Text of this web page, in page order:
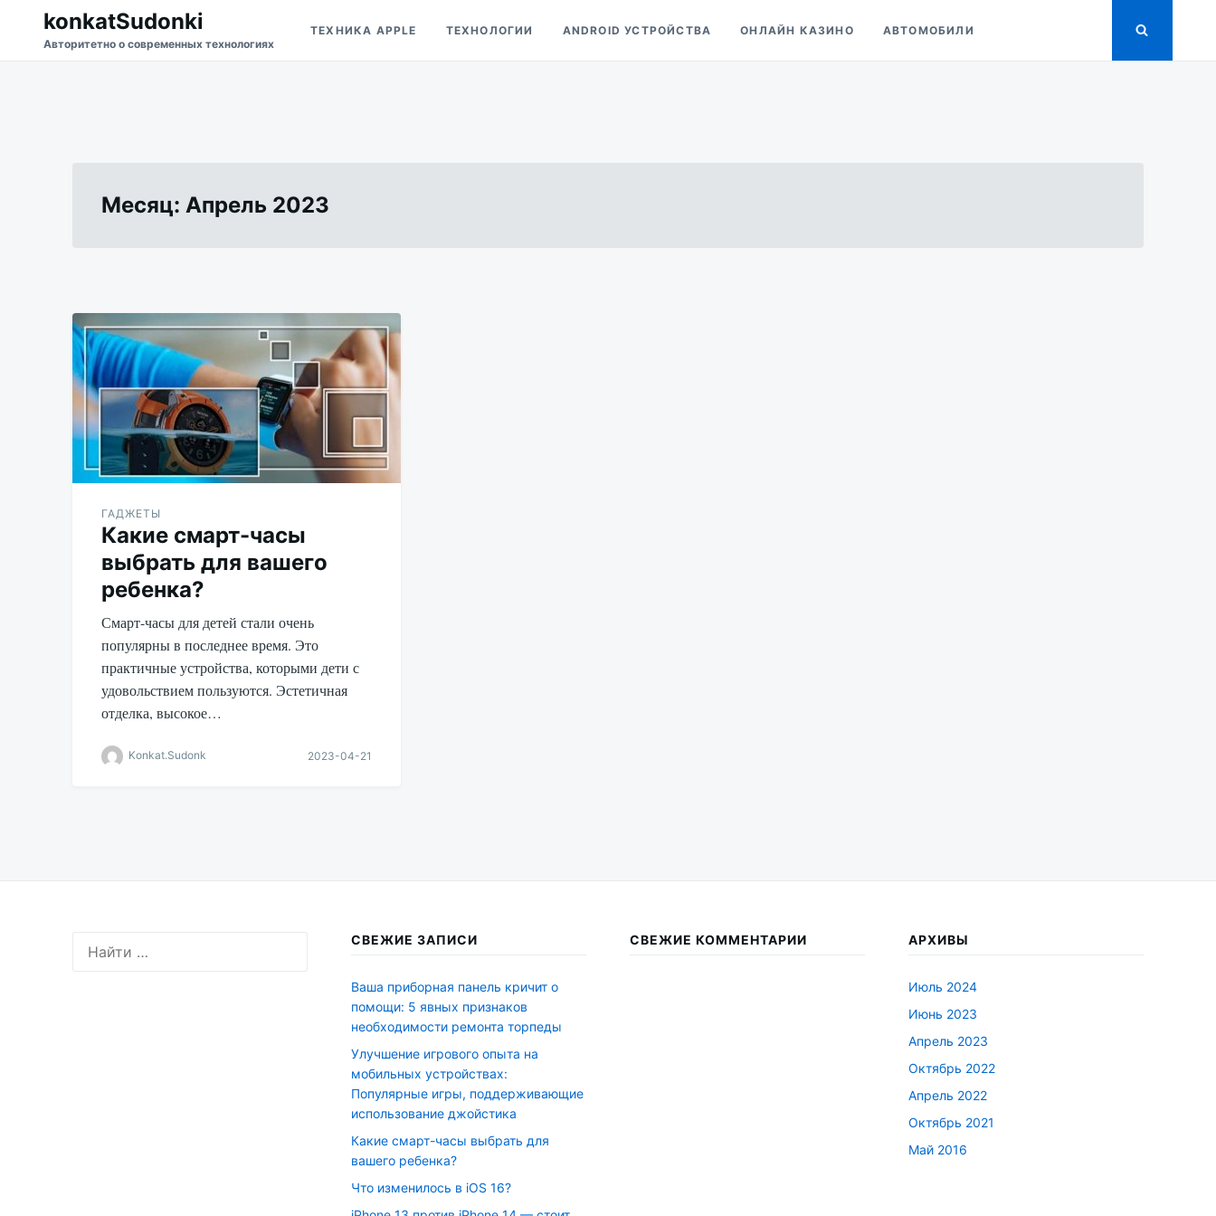
Перейти
Искать:
konkatSudonki
Авторитетно о современных технологиях
ТЕХНИКА APPLE ТЕХНОЛОГИИ ANDROID УСТРОЙСТВА ОНЛАЙН КАЗИНО АВТОМОБИЛИ
Месяц: Апрель 2023
ГАДЖЕТЫ
Какие смарт-часы
выбрать для вашего
ребенка?
Смарт-часы для детей стали очень
популярны в последнее время. Это
практичные устройства, которыми дети с
удовольствием пользуются. Эстетичная
отделка, высокое…
Konkat.Sudonk 2023-04-21
СВЕЖИЕ ЗАПИСИ
Ваша приборная панель кричит о
помощи: 5 явных признаков
необходимости ремонта торпеды
Улучшение игрового опыта на
мобильных устройствах:
Популярные игры, поддерживающие
использование джойстика
Какие смарт-часы выбрать для
вашего ребенка?
Что изменилось в iOS 16?
СВЕЖИЕ КОММЕНТАРИИ АРХИВЫ
Июль 2024
Июнь 2023
Апрель 2023
Октябрь 2022
Апрель 2022
Октябрь 2021
Май 2016